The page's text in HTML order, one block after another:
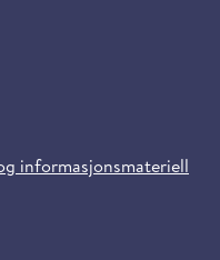
informasjonsmateriell